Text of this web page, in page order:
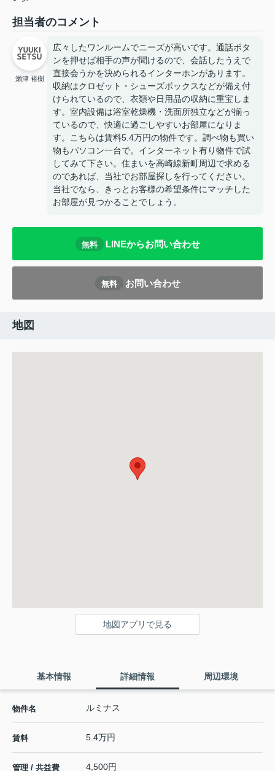
担当者のコメント
瀨津 裕樹
広々したワンルームでニーズが高いです。通話ボタ
ンを押せば相手の声が聞けるので、会話したうえで
直接会うかを決められるインターホンがあります。
収納はクロゼット・シューズボックスなどが備え付
けられているので、衣類や日用品の収納に重宝しま
す。室内設備は浴室乾燥機・洗面所独立などが揃っ
ているので、快適に過ごしやすいお部屋になりま
す。こちらは賃料5.4万円の物件です。調べ物も買い
物もパソコン一台で。インターネット有り物件で試
してみて下さい。住まいを高崎線新町周辺で求める
のであれば、当社でお部屋探しを行ってください。
当社でなら、きっとお客様の希望条件にマッチした
お部屋が見つかることでしょう。
無料 LINEからお問い合わせ
無料 お問い合わせ
地図
地図アプリで見る
基本情報 詳細情報 周辺環境
物件名 ルミナス
賃料 5.4万円
管理 / 共益費 4,500円